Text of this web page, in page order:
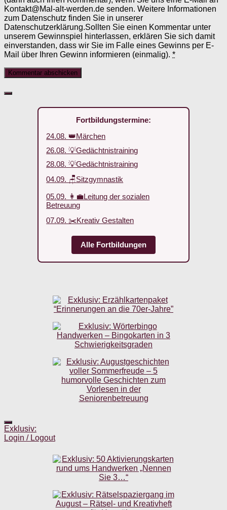
Kontakt@Mal-alt-werden.de senden. Weitere Informationen
zum Datenschutz finden Sie in unserer
Datenschutzerklärung.Sollten Sie einen Kommentar unter
unserem Gewinnspiel hinterlassen, erklären Sie sich damit
einverstanden, dass wir Sie im Falle eines Gewinns per E-
Mail über Ihren Gewinn informieren (einmalig). *
Fortbildungstermine:
24.08. 👑Märchen
26.08. 💡Gedächtnistraining
28.08. 💡Gedächtnistraining
04.09. 🪑Sitzgymnastik
05.09. 👩‍💼Leitung der sozialen
Betreuung
07.09. ✂️Kreativ Gestalten
Alle Fortbildungen
Exklusiv:
Login / Logout